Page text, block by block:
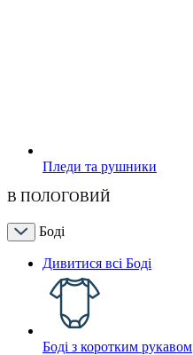
Пледи та рушники
В ПОЛОГОВИЙ
Боді
Дивитися всі Боді
Боді з коротким рукавом